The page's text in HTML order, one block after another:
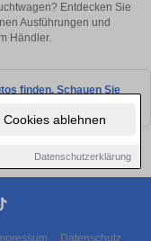
Cookies ablehnen
Datenschutzerklärung
Entdecken Sie
Ausführungen und
Händler.
finden. Schauen Sie
Datenschutz